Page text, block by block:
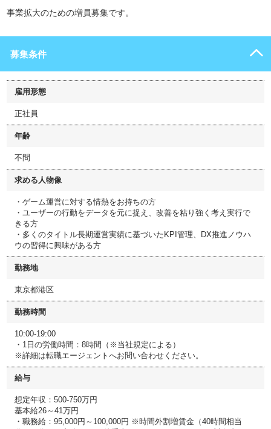
事業拡大のための増員募集です。
募集条件
雇用形態
正社員
年齢
不問
求める人物像
・ゲーム運営に対する情熱をお持ちの方
・ユーザーの行動をデータを元に捉え、改善を粘り強く考え実行で
きる方
・多くのタイトル長期運営実績に基づいたKPI管理、DX推進ノウハ
ウの習得に興味がある方
勤務地
東京都港区
勤務時間
10:00-19:00
・1日の労働時間：8時間（※当社規定による）
※詳細は転職エージェントへお問い合わせください。
給与
想定年収：500-750万円
基本給26～41万円
・職務給：95,000円～100,000円 ※時間外割増賃金（40時間相当